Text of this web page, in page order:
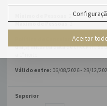
Máximo de Pessoas: 2
Política de Cancelamento:Os
dia(s) antes da data de check-in. Se
Válido entre: 06/08/2026 - 28/12/
Superior
Aceitar